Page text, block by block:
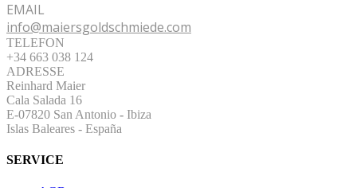
EMAIL
info@maiersgoldschmiede.com
TELEFON
+34 663 038 124
ADRESSE
Reinhard Maier
Cala Salada 16
E-07820 San Antonio - Ibiza
Islas Baleares - España
SERVICE